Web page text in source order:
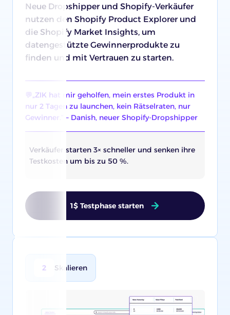
Neue Dropshipper und Shopify-Verkäufer
nutzen den Shopify Product Explorer und
die Shopify Market Insights, um
datengestützte Gewinnerprodukte zu
finden und mit Vertrauen zu starten.
💬„ZIK hat mir geholfen, mein erstes Produkt in
nur 2 Tagen zu launchen, kein Rätselraten, nur
Gewinner.“ – Danish, neuer Shopify-Dropshipper
Verkäufer starten 3× schneller und senken ihre
Testkosten um bis zu 50 %.
1$ Testphase starten
2 Skalieren